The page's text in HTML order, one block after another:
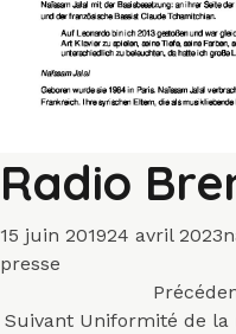
Radio
Publié
le
15 juin 201924 avril 2023
presse
Navigation
Suivant Article
Uniformité de la